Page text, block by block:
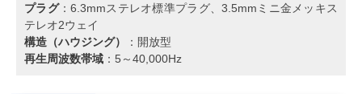
プラグ：6.3mmステレオ標準プラグ、3.5mmミニ金メッキス
テレオ2ウェイ
構造（ハウジング）
：開放型
再生周波数帯域 ：5～40,000Hz